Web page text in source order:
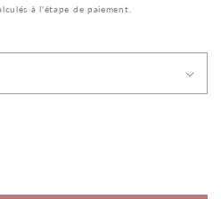
à l'étape de paiement.